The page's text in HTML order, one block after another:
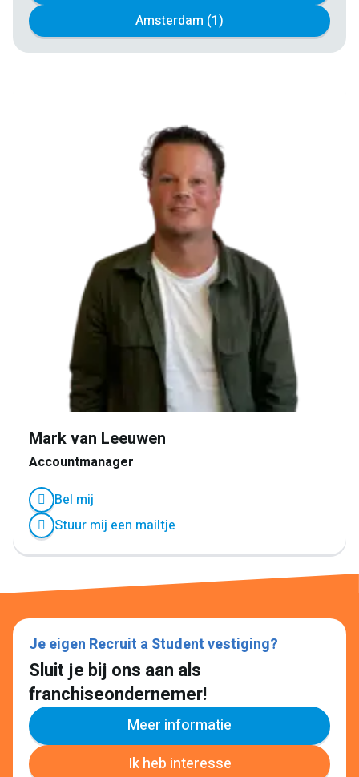
Amsterdam (1)
Mark van Leeuwen
Accountmanager
Bel mij
Stuur mij een mailtje
Je eigen Recruit a Student vestiging?
Sluit je bij ons aan als
franchiseondernemer!
Meer informatie
Ik heb interesse